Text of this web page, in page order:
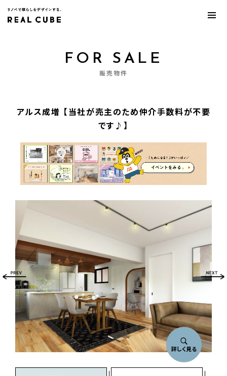
FOR SALE
販売物件
アルス成増 【当社が売主のため仲介手数料が不要
です♪】
詳しく見る